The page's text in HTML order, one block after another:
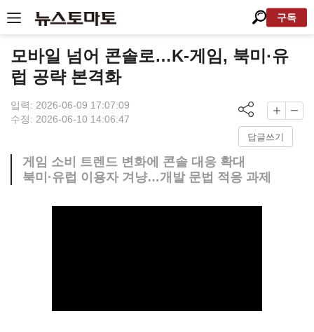
구독
모바일 넘어 콘솔로…K-게임, 북미·유
럽 공략 본격화
입력: 2026-06-09 17:07:09
수정: 2026-06-10 14:06:47
답글쓰기
게임 소비 트렌드 변화에 콘솔 대응 확대
북미·유럽 이용자 겨냥…개발 문법 적응 과제